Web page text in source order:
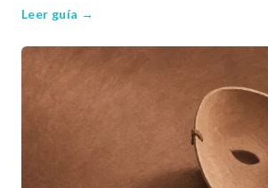
Leer guía →